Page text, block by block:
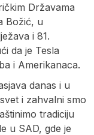
Državama
Božić, u
i 81.
da je Tesla
i Amerikanaca.
danas i u
i zahvalni smo
tradiciju
u SAD, gde je